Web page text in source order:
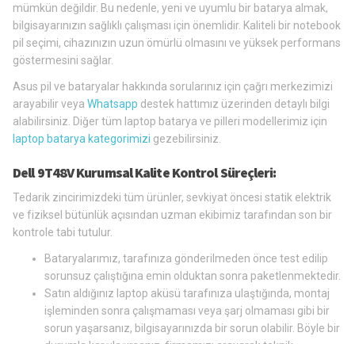
mümkün değildir. Bu nedenle, yeni ve uyumlu bir batarya almak,
bilgisayarınızın sağlıklı çalışması için önemlidir. Kaliteli bir notebook
pil seçimi, cihazınızın uzun ömürlü olmasını ve yüksek performans
göstermesini sağlar.
Asus pil ve bataryalar hakkında sorularınız için çağrı merkezimizi
arayabilir veya Whatsapp destek hattımız üzerinden detaylı bilgi
alabilirsiniz. Diğer tüm laptop batarya ve pilleri modellerimiz için
laptop batarya kategorimizi gezebilirsiniz.
Dell 9T48V Kurumsal Kalite Kontrol Süreçleri:
Tedarik zincirimizdeki tüm ürünler, sevkiyat öncesi statik elektrik
ve fiziksel bütünlük açısından uzman ekibimiz tarafından son bir
kontrole tabi tutulur.
Bataryalarımız, tarafınıza gönderilmeden önce test edilip
sorunsuz çalıştığına emin olduktan sonra paketlenmektedir.
Satın aldığınız laptop aküsü tarafınıza ulaştığında, montaj
işleminden sonra çalışmaması veya şarj olmaması gibi bir
sorun yaşarsanız, bilgisayarınızda bir sorun olabilir. Böyle bir